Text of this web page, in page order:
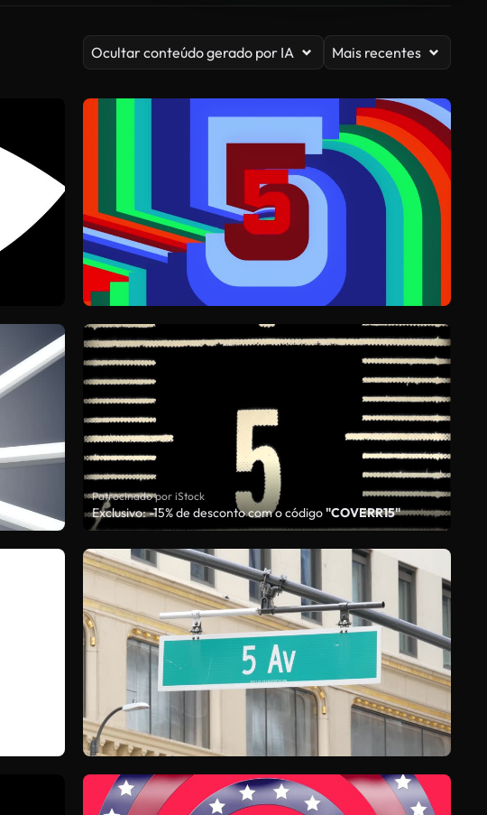
Ocultar conteúdo gerado por IA Mais recentes
Patrocinado por iStock
Exclusivo: -15% de desconto com o código"COVERR15"